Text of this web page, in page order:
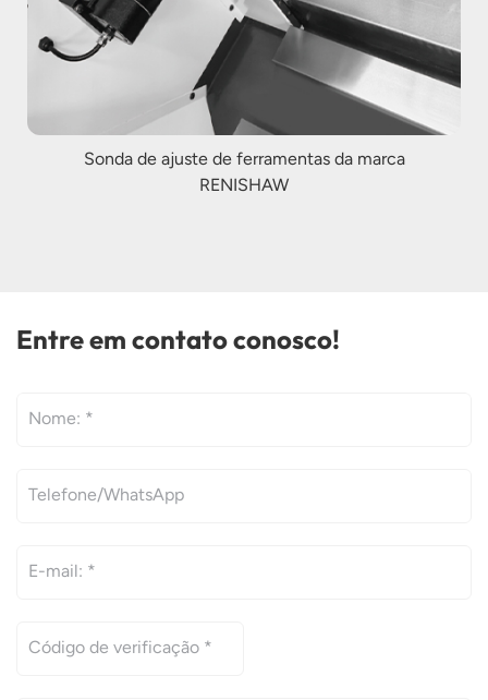
Sonda de ajuste de ferramentas da marca
RENISHAW
Entre em contato conosco!